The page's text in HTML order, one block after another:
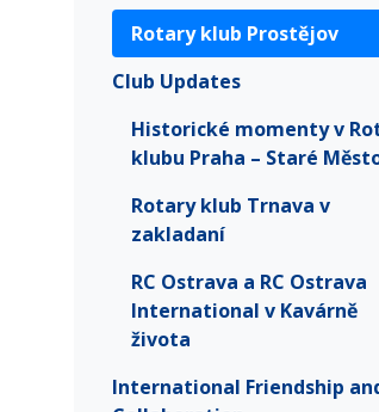
Rotary klub Prostějov
Club Updates
Historické momenty v
klubu Praha – Staré
Rotary klub Trnava v
zakladaní
RC Ostrava a RC Ostrava
International v Kavárně
života
International Friendship